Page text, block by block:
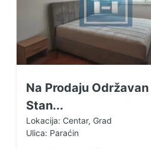
Na Prodaju Održavan
Stan...
Lokacija: Centar, Grad
Ulica: Paraćin